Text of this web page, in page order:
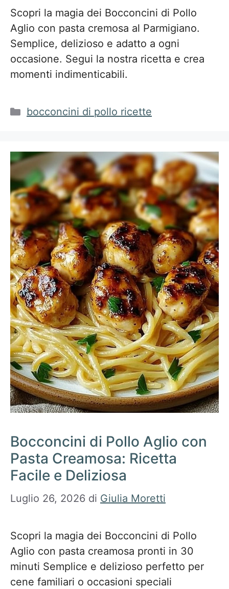
Scopri la magia dei Bocconcini di Pollo
Aglio con pasta cremosa al Parmigiano.
Semplice, delizioso e adatto a ogni
occasione. Segui la nostra ricetta e crea
momenti indimenticabili.
Categorie
bocconcini di pollo ricette
Bocconcini di Pollo Aglio con
Pasta Creamosa: Ricetta
Facile e Deliziosa
Luglio 26, 2026 di Giulia Moretti
Scopri la magia dei Bocconcini di Pollo
Aglio con pasta creamosa pronti in 30
minuti Semplice e delizioso perfetto per
cene familiari o occasioni speciali